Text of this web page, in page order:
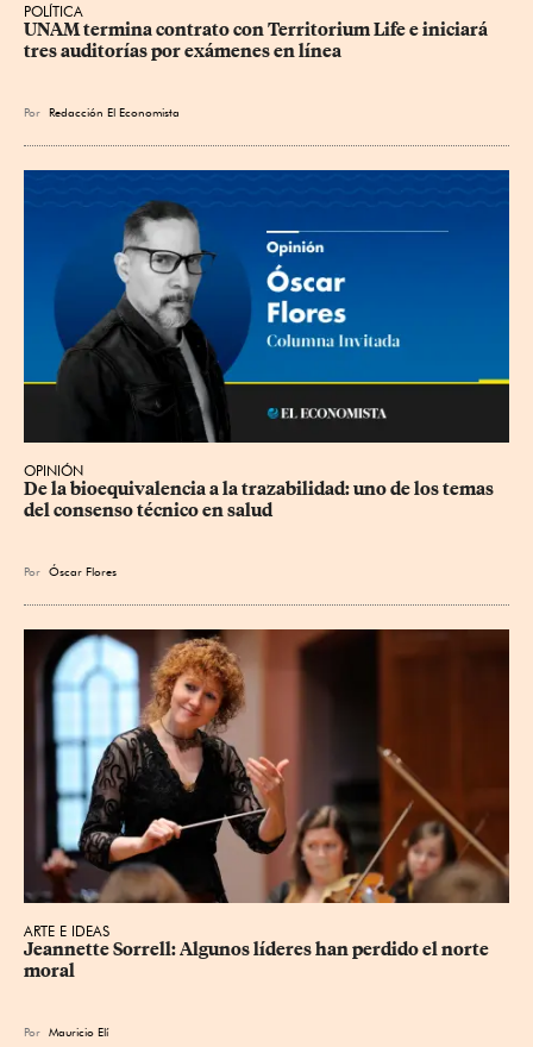
POLÍTICA
UNAM termina contrato con Territorium Life e iniciará
tres auditorías por exámenes en línea
Por Redacción El Economista
OPINIÓN
De la bioequivalencia a la trazabilidad: uno de los temas
del consenso técnico en salud
Por Óscar Flores
ARTE E IDEAS
Jeannette Sorrell: Algunos líderes han perdido el norte
moral
Por Mauricio Elí